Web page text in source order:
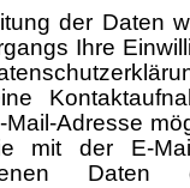
der Daten
Ihre
Mail-Adresse
mit der E-